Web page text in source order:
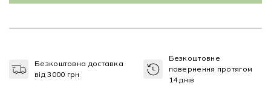
Безкоштовна доставка
від 3000 грн
Безкоштовне
повернення протягом
14 днів